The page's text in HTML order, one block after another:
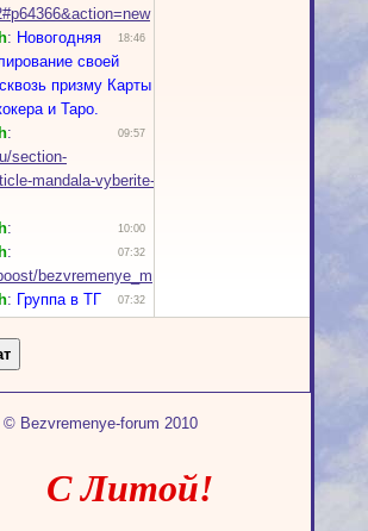
© Bezvremenye-forum 2010
С Литой!